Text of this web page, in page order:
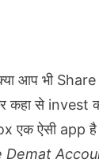
क्या आप भी
कहा से
एक ऐसी app
Demat